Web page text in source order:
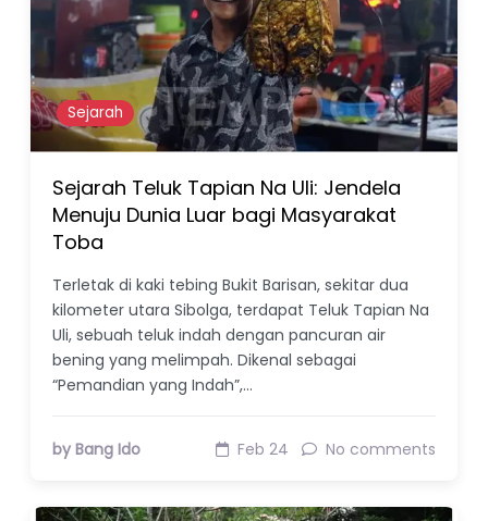
Sejarah
Sejarah Teluk Tapian Na Uli: Jendela
Menuju Dunia Luar bagi Masyarakat
Toba
Terletak di kaki tebing Bukit Barisan, sekitar dua
kilometer utara Sibolga, terdapat Teluk Tapian Na
Uli, sebuah teluk indah dengan pancuran air
bening yang melimpah. Dikenal sebagai
“Pemandian yang Indah”,…
by Bang Ido Feb 24 No comments